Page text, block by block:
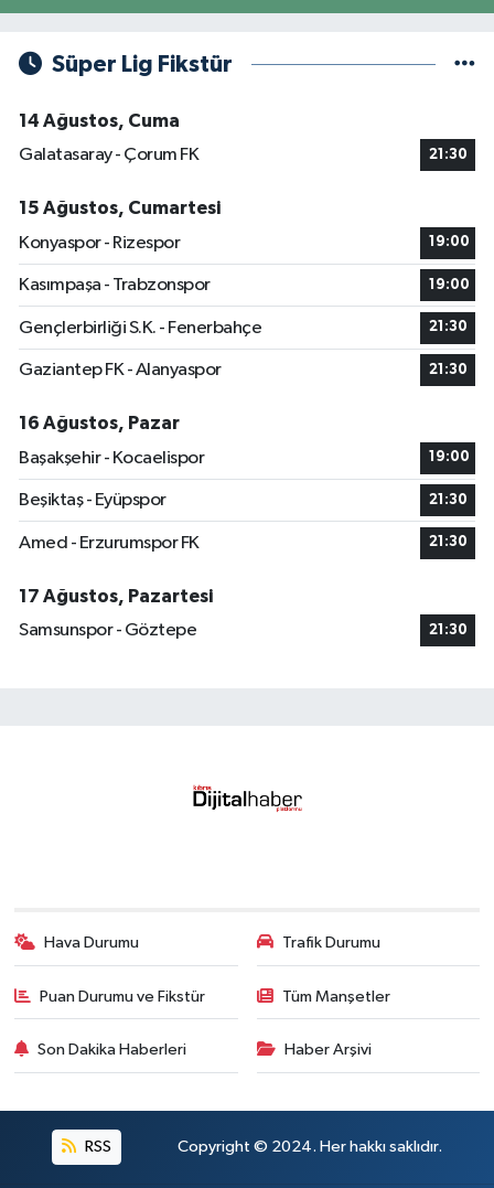
Süper Lig Fikstür
14 Ağustos, Cuma
Galatasaray - Çorum FK
21:30
15 Ağustos, Cumartesi
Konyaspor - Rizespor
19:00
Kasımpaşa - Trabzonspor 19:00
Gençlerbirliği S.K. - Fenerbahçe 21:30
Gaziantep FK - Alanyaspor 21:30
16 Ağustos, Pazar
Başakşehir - Kocaelispor
19:00
Beşiktaş - Eyüpspor 21:30
Amed - Erzurumspor FK 21:30
17 Ağustos, Pazartesi
Samsunspor - Göztepe
21:30
Hava Durumu Trafik Durumu
Puan Durumu ve Fikstür Tüm Manşetler
Son Dakika Haberleri Haber Arşivi
RSS Copyright © 2024. Her hakkı saklıdır.